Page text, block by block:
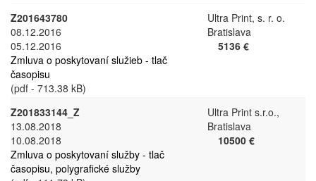
Z201643780
08.12.2016
05.12.2016
Zmluva o poskytovaní služieb - tlač
časopisu
(pdf - 713.38 kB)
Ultra Print, s. r. o.
Bratislava
5136 €
Z201833144_Z
13.08.2018
10.08.2018
Zmluva o poskytovaní služby - tlač
časopisu, polygrafické služby
Ultra Print s.r.o.,
Bratislava
10500 €